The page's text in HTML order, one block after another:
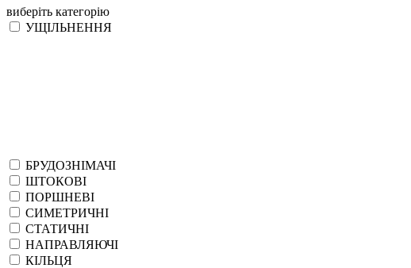
виберіть категорію
УЩІЛЬНЕННЯ
БРУДОЗНІМАЧІ
ШТОКОВІ
ПОРШНЕВІ
СИМЕТРИЧНІ
СТАТИЧНІ
НАПРАВЛЯЮЧІ
КІЛЬЦЯ